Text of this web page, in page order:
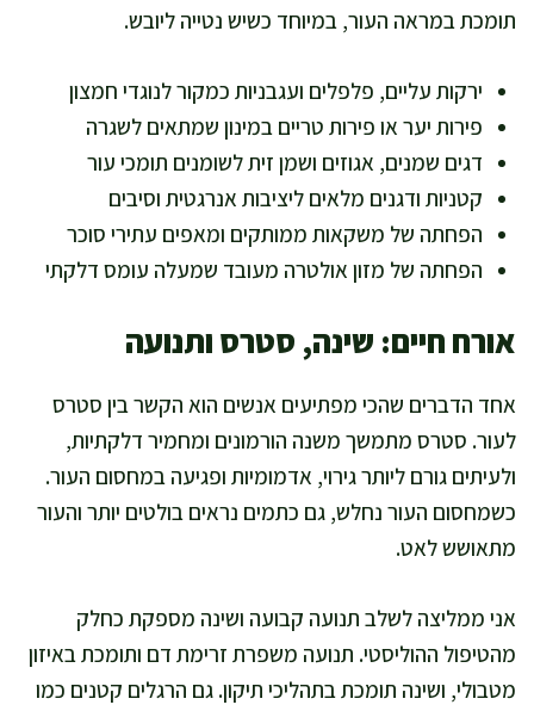
תומכת במראה העור, במיוחד כשיש נטייה ליובש.
ירקות עליים, פלפלים ועגבניות כמקור לנוגדי חמצון
פירות יער או פירות טריים במינון שמתאים לשגרה
דגים שמנים, אגוזים ושמן זית לשומנים תומכי עור
קטניות ודגנים מלאים ליציבות אנרגטית וסיבים
הפחתה של משקאות ממותקים ומאפים עתירי סוכר
הפחתה של מזון אולטרה מעובד שמעלה עומס דלקתי
אורח חיים: שינה, סטרס ותנועה
אחד הדברים שהכי מפתיעים אנשים הוא הקשר בין סטרס
לעור. סטרס מתמשך משנה הורמונים ומחמיר דלקתיות,
ולעיתים גורם ליותר גירוי, אדמומיות ופגיעה במחסום העור.
כשמחסום העור נחלש, גם כתמים נראים בולטים יותר והעור
מתאושש לאט.
אני ממליצה לשלב תנועה קבועה ושינה מספקת כחלק
מהטיפול ההוליסטי. תנועה משפרת זרימת דם ותומכת באיזון
מטבולי, ושינה תומכת בתהליכי תיקון. גם הרגלים קטנים כמו